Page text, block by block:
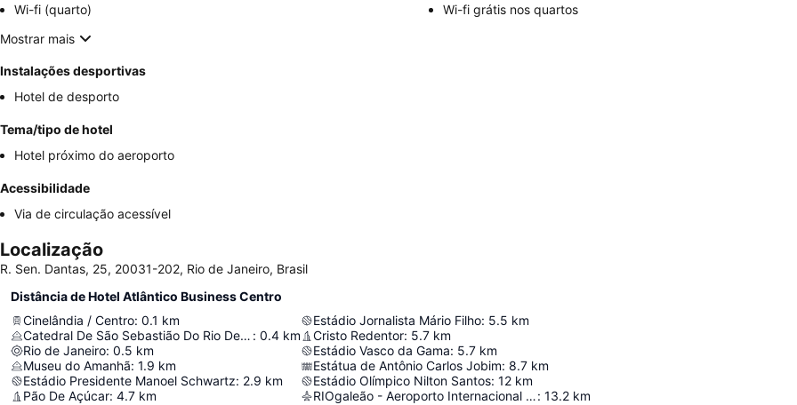
Wi-fi (quarto)
Wi-fi grátis nos quartos
Mostrar mais
Instalações desportivas
Hotel de desporto
Tema/tipo de hotel
Hotel próximo do aeroporto
Acessibilidade
Via de circulação acessível
Localização
R. Sen. Dantas, 25, 20031-202, Rio de Janeiro, Brasil
Distância de Hotel Atlântico Business Centro
Cinelândia / Centro: 0.1 km
Catedral De São Sebastião Do Rio De Janeiro : 0.4 km
Rio de Janeiro: 0.5 km
Museu do Amanhã: 1.9 km
Estádio Presidente Manoel Schwartz: 2.9 km
Pão De Açúcar: 4.7 km
Estádio Jornalista Mário Filho: 5.5 km
Cristo Redentor: 5.7 km
Estádio Vasco da Gama: 5.7 km
Estátua de Antônio Carlos Jobim: 8.7 km
Estádio Olímpico Nilton Santos: 12 km
RIOgaleão - Aeroporto Internacional Tom Jobim: 13.2 km